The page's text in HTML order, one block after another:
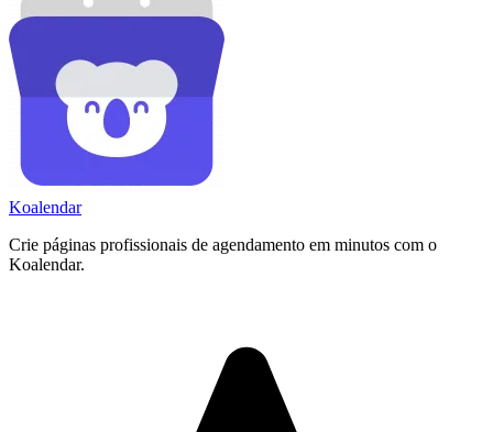
Koalendar
Crie páginas profissionais de agendamento em minutos com o
Koalendar.